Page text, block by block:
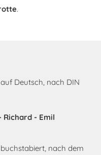
.
Deutsch, nach DIN
Richard - Emil
nach dem